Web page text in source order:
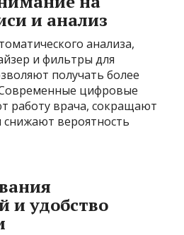
и анализ
анализа,
и фильтры для
получать более
цифровые
работу врача, сокращают
снижают вероятность
и удобство